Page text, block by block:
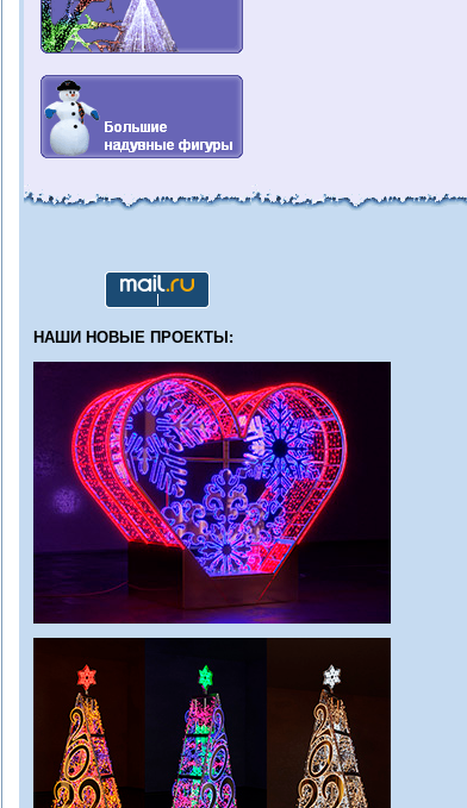
НАШИ НОВЫЕ ПРОЕКТЫ: